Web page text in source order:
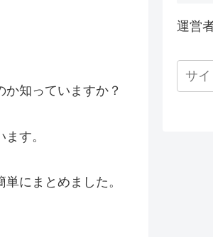
か知っていますか？
す。
単にまとめました。
運営